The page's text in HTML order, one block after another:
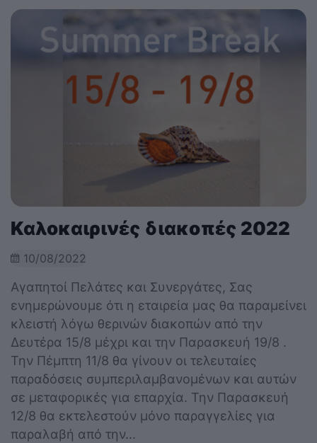
Καλοκαιρινές διακοπές 2022
10/08/2022
Αγαπητοί Πελάτες και Συνεργάτες, Σας
ενημερώνουμε ότι η εταιρεία μας θα παραμείνει
κλειστή λόγω θερινών διακοπών από την
Δευτέρα 15/8 μέχρι και την Παρασκευή 19/8 .
Την Πέμπτη 11/8 θα γίνουν οι τελευταίες
παραδόσεις συμπεριλαμβανομένων και αυτών
σε μεταφορικές για επαρχία. Την Παρασκευή
12/8 θα εκτελεστούν μόνο παραγγελίες για
παραλαβή από την...